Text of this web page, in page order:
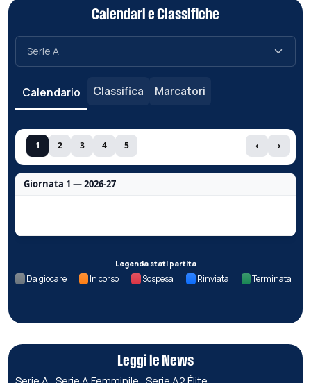
Calendari e Classifiche
Calendario Classifica Marcatori
1 2 3 4 5 ‹ ›
Giornata 1 — 2026-27
Legenda stati partita
Da giocare In corso Sospesa Rinviata Terminata
Leggi le News